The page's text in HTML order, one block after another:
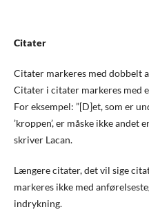
Citater
Citater markeres med dobbelt
Citater i citater markeres med
For eksempel: ”[D]et, som er
’kroppen’, er måske ikke andet
skriver Lacan.
Længere citater, det vil sige
markeres ikke med
indrykning.